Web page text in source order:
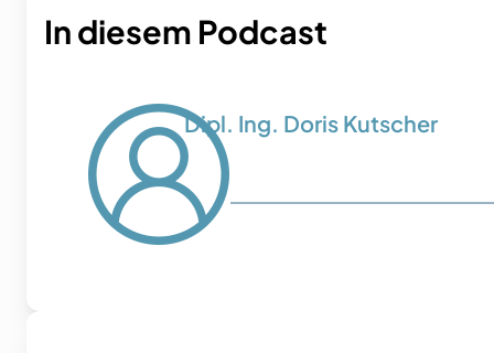
In diesem Podcast
Dipl. Ing. Doris Kutscher